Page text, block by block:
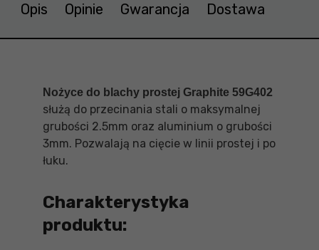
Opis Opinie Gwarancja Dostawa
Nożyce do blachy prostej Graphite 59G402
służą do przecinania stali o maksymalnej
grubości 2.5mm oraz aluminium o grubości
3mm. Pozwalają na cięcie w linii prostej i po
łuku.
Charakterystyka
produktu: